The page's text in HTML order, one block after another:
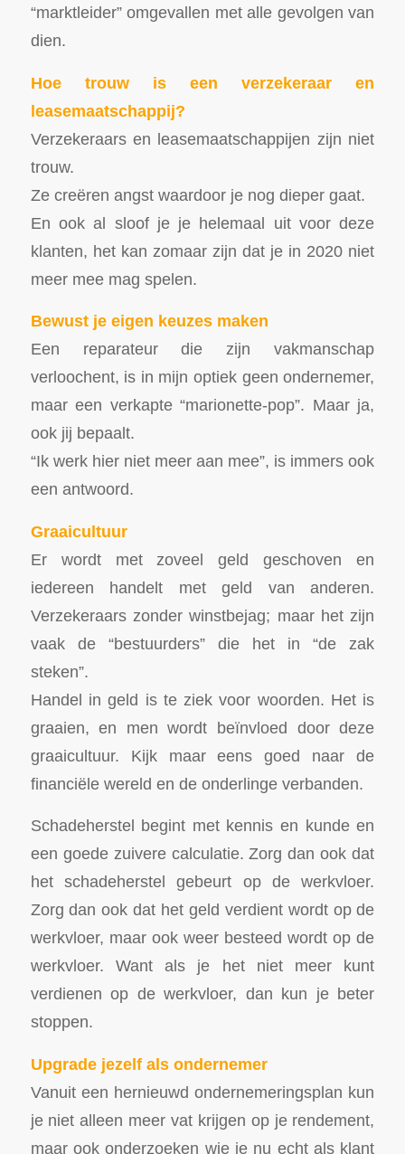
“marktleider” omgevallen met alle gevolgen van
dien.
Hoe trouw is een verzekeraar en
leasemaatschappij?
Verzekeraars en leasemaatschappijen zijn niet
trouw.
Ze creëren angst waardoor je nog dieper gaat.
En ook al sloof je je helemaal uit voor deze
klanten, het kan zomaar zijn dat je in 2020 niet
meer mee mag spelen.
Bewust je eigen keuzes maken
Een reparateur die zijn vakmanschap
verloochent, is in mijn optiek geen ondernemer,
maar een verkapte “marionette-pop”. Maar ja,
ook jij bepaalt.
“Ik werk hier niet meer aan mee”, is immers ook
een antwoord.
Graaicultuur
Er wordt met zoveel geld geschoven en
iedereen handelt met geld van anderen.
Verzekeraars zonder winstbejag; maar het zijn
vaak de “bestuurders” die het in “de zak
steken”.
Handel in geld is te ziek voor woorden. Het is
graaien, en men wordt beïnvloed door deze
graaicultuur. Kijk maar eens goed naar de
financiële wereld en de onderlinge verbanden.
Schadeherstel begint met kennis en kunde en
een goede zuivere calculatie. Zorg dan ook dat
het schadeherstel gebeurt op de werkvloer.
Zorg dan ook dat het geld verdient wordt op de
werkvloer, maar ook weer besteed wordt op de
werkvloer. Want als je het niet meer kunt
verdienen op de werkvloer, dan kun je beter
stoppen.
Upgrade jezelf als ondernemer
Vanuit een hernieuwd ondernemeringsplan kun
je niet alleen meer vat krijgen op je rendement,
maar ook onderzoeken wie je nu echt als klant